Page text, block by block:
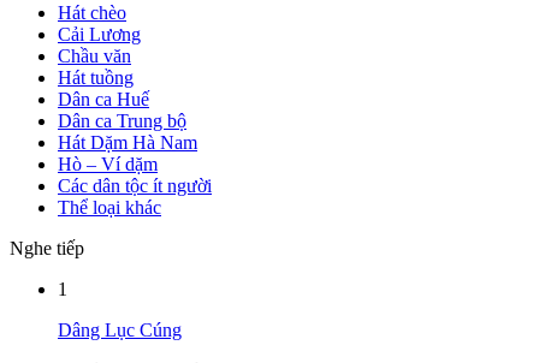
Hát chèo
Cải Lương
Chầu văn
Hát tuồng
Dân ca Huế
Dân ca Trung bộ
Hát Dặm Hà Nam
Hò – Ví dặm
Các dân tộc ít người
Thể loại khác
Nghe tiếp
1
Dâng Lục Cúng